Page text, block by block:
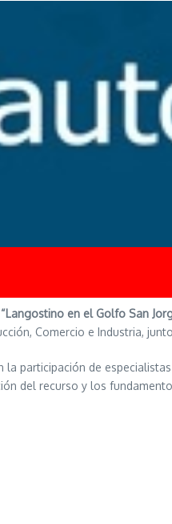
“Langostino en el Golfo San
Comercio e Industria,
la participación de
del recurso y los